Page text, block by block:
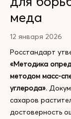
меда
12 января 2026
Росстандарт
«Методика
методом масс-
углерода».
сахаров
достоверность